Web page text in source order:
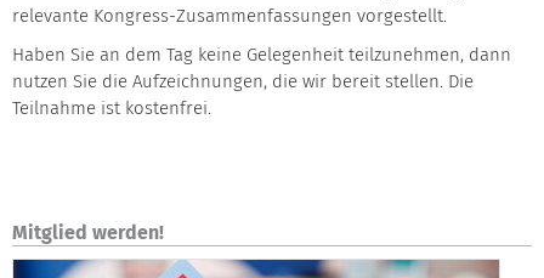
relevante Kongress-Zusammenfassungen vorgestellt.
Haben Sie an dem Tag keine Gelegenheit teilzunehmen, dann
nutzen Sie die Aufzeichnungen, die wir bereit stellen. Die
Teilnahme ist kostenfrei.
Mitglied werden!